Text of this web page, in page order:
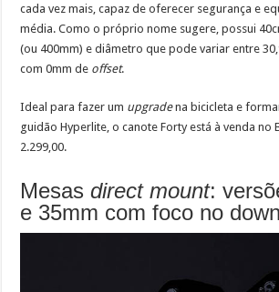
cada vez mais, capaz de oferecer segurança e
média. Como o próprio nome sugere, possui
(ou 400mm) e diâmetro que pode variar entre
com 0mm de offset.
Ideal para fazer um upgradena bicicleta e
guidão Hyperlite, o canote Forty está à venda no
2.299,00.
Mesasdirect mount:
e 35mm com foco no